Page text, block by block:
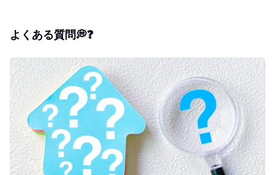
よくある質問💭❓